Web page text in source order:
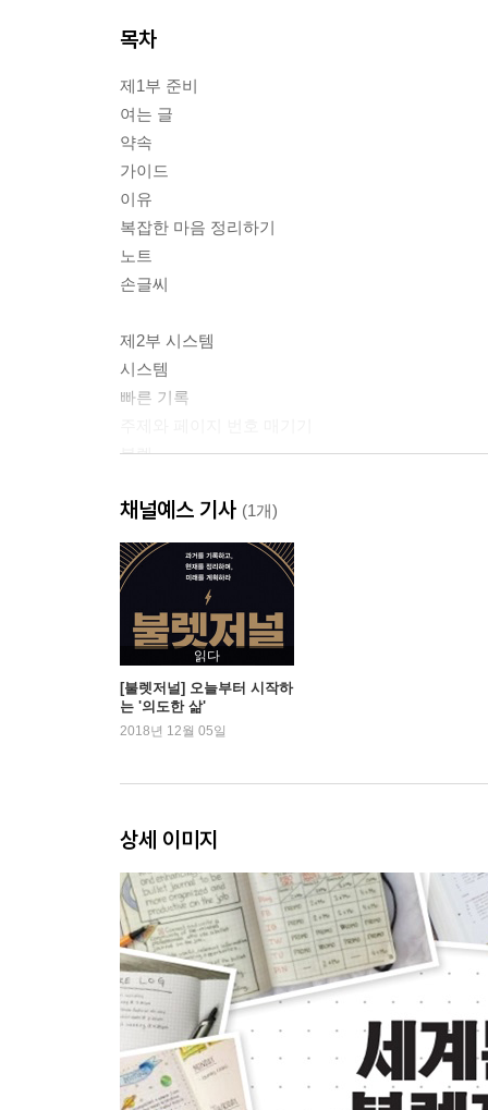
목차
제1부 준비
여는 글
약속
가이드
이유
복잡한 마음 정리하기
노트
손글씨
제2부 시스템
시스템
빠른 기록
불렛
이벤트
메모
기호와 맞춤형 불렛
컬렉션
데일리 로그
먼슬리 로그
퓨처 로그
색인
이동
제3부 실행
실행
시작
성찰
의미
목표
작은 발걸음
시간
감사함
통제
채널예스 기사 (1개)
읽다
[불렛저널] 오늘부터 시작하
는 '의도한 삶'
2018년 12월 05일
상세 이미지